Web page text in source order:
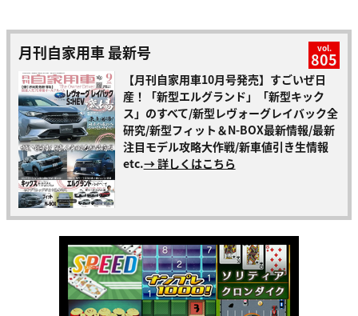
月刊自家用車 最新号 vol.
805
【月刊自家用車10月号発売】すごいぜ日
産！「新型エルグランド」「新型キック
ス」のすべて/新型レヴォーグレイバック全
研究/新型フィット＆N-BOX最新情報/最新
注目モデル攻略大作戦/新車値引き生情報
etc.→ 詳しくはこちら